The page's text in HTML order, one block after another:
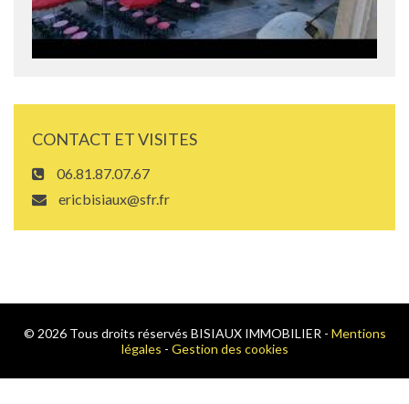
CONTACT ET VISITES
06.81.87.07.67
ericbisiaux@sfr.fr
© 2026 Tous droits réservés BISIAUX IMMOBILIER - Mentions
légales - Gestion des cookies